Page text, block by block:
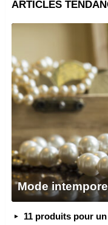
ARTICLES
Mode
11 produits pour